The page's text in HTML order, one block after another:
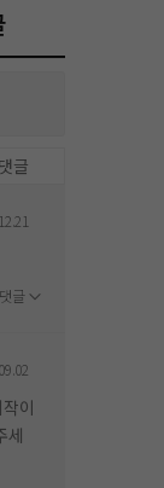
글
댓글
이
세